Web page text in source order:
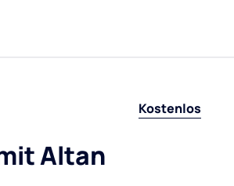
Kostenlos
Altan